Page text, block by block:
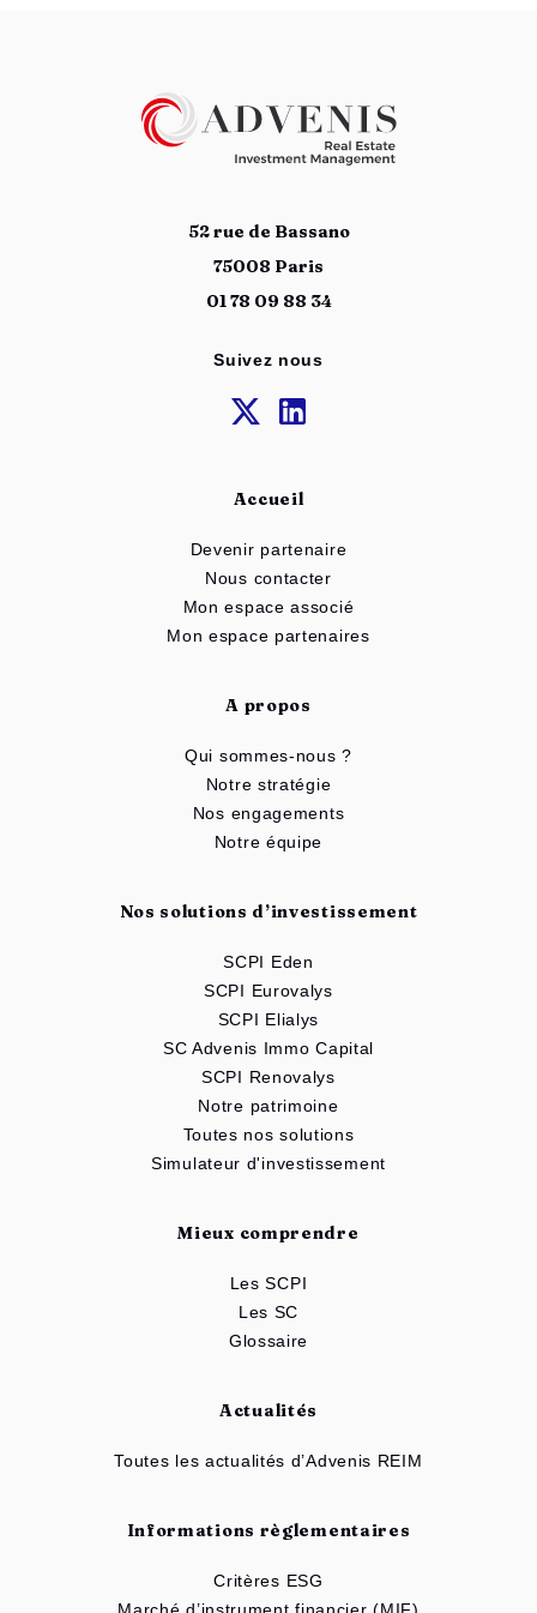
52 rue de Bassano
75008 Paris
01 78 09 88 34
Suivez nous
Accueil
Devenir partenaire
Nous contacter
Mon espace associé
Mon espace partenaires
A propos
Qui sommes-nous ?
Notre stratégie
Nos engagements
Notre équipe
Nos solutions d’investissement
SCPI Eden
SCPI Eurovalys
SCPI Elialys
SC Advenis Immo Capital
SCPI Renovalys
Notre patrimoine
Toutes nos solutions
Simulateur d'investissement
Mieux comprendre
Les SCPI
Les SC
Glossaire
Actualités
Toutes les actualités d’Advenis REIM
Informations règlementaires
Critères ESG